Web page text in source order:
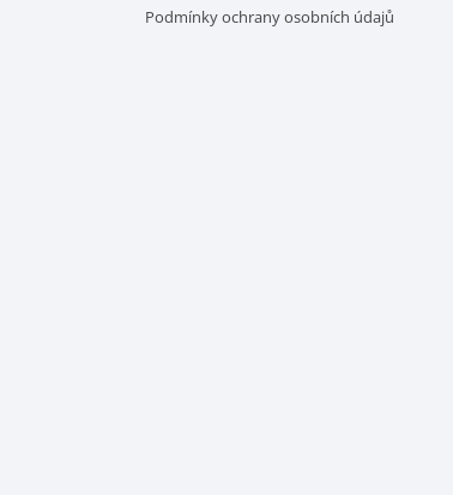
Podmínky ochrany osobních údajů